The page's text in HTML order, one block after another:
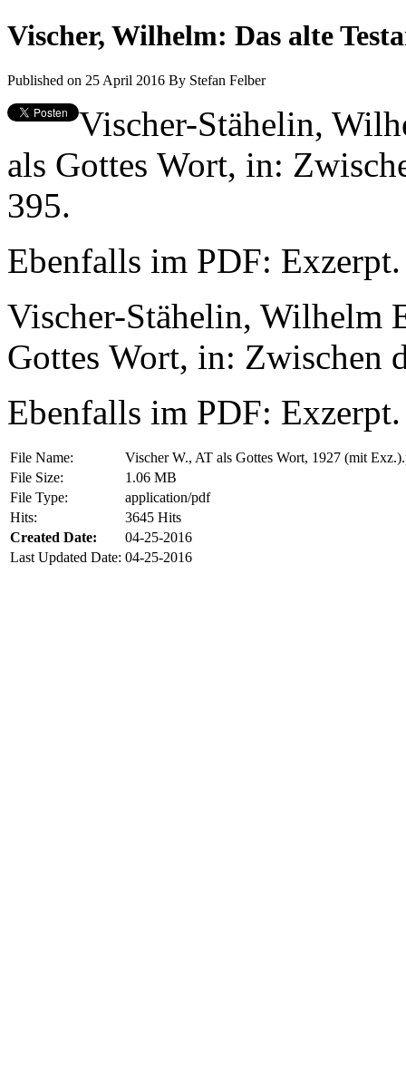
Vischer, Wilhelm: Das alte
Published on 25 April 2016 By Stefan Felber
Vischer-Stähelin,
als Gottes Wort, in:
395.
Ebenfalls im PDF: Exzerpt.
Vischer-Stähelin, Wilhelm
Gottes Wort, in: Zwischen
Ebenfalls im PDF: Exzerpt.
File Name:
Vischer W., AT als Gottes Wort, 1927 (mit
File Size:
1.06 MB
File Type:
application/pdf
Hits:
3645 Hits
Created Date:
04-25-2016
Last Updated Date: 04-25-2016